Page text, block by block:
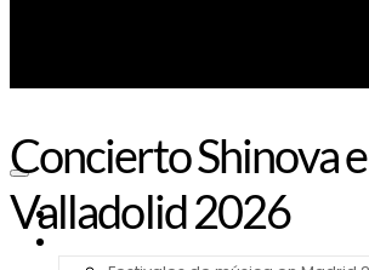
Noticias
Concierto Shinova
Valladolid 2026